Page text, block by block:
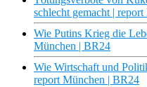
schlecht gemacht |
Wie Putins Krieg die
München | BR24
Wie Wirtschaft und
report München | BR24